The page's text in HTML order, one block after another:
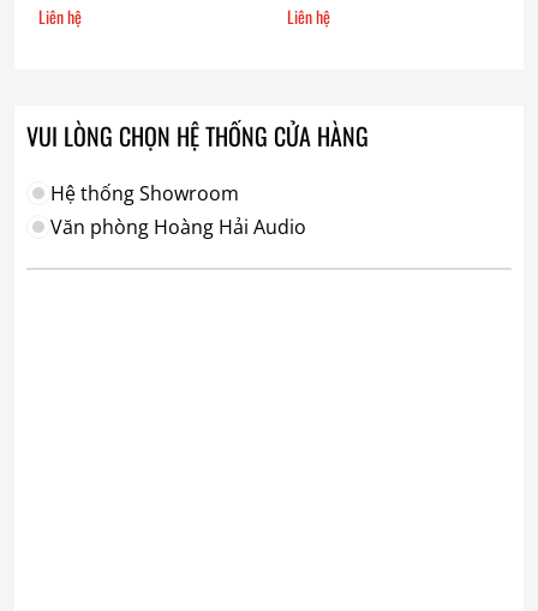
Liên hệ Liên hệ
VUI LÒNG CHỌN HỆ THỐNG CỬA HÀNG
Hệ thống Showroom
Văn phòng Hoàng Hải Audio